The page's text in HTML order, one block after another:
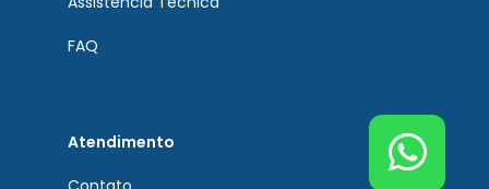
FAQ
Atendimento